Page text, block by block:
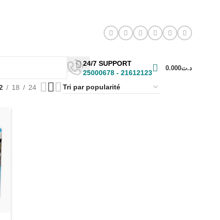
24/7 SUPPORT
25000678 - 21612123
د.ت0.000
18 24